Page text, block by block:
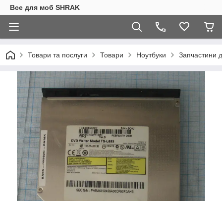
Все для моб SHRAK
Товари та послуги Товари Ноутбуки Запчастини